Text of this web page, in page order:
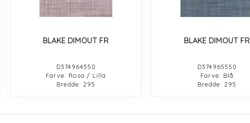
BLAKE DIMOUT FR
D374964550
Farve: Rosa / Lilla
Bredde: 295
BLAKE DIMOUT FR
D374965550
Farve: Blå
Bredde: 295